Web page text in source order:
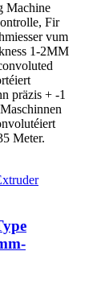
Machine
Fir
vum
1-2MM
präzis + -1
Meter.